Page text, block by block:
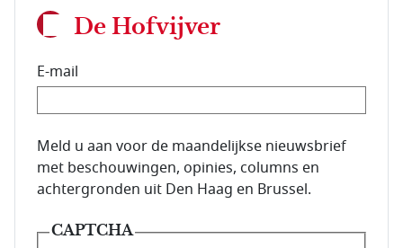
De Hofvijver
E-mail
E-mailadres van de abonnee.
Meld u aan voor de maandelijkse nieuwsbrief
met beschouwingen, opinies, columns en
achtergronden uit Den Haag en Brussel.
CAPTCHA